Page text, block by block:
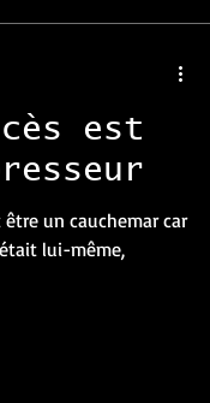
est
un cauchemar car
lui-même,